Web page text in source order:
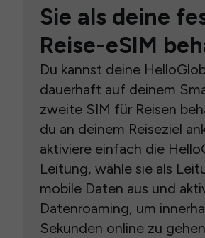
Sie als deine
Reise-eSIM
Du kannst deine
dauerhaft auf deinem
zweite SIM für Reisen
du an deinem Reiseziel
aktiviere einfach die
Leitung, wähle sie als
mobile Daten aus und
Datenroaming, um
Sekunden online zu